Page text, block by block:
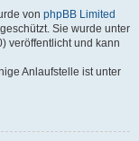
von phpBB Limited
Sie wurde unter
veröffentlicht und kann
Anlaufstelle ist unter